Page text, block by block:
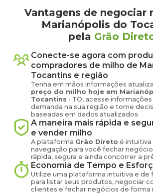
Vantagens de negociar
Marianópolis do
pela Grão
Conecte-se agora com
compradores de milho de
Tocantins e região
Tenha em mãos informações
preço do milho hoje em
Tocantins - TO, acesse
demanda na sua região e tome
baseadas em dados atualizados.
A maneira mais rápida e
e vender milho
A plataforma Grão Direto é intuitiva
navegação para você fechar
rápida, segura e ainda concorrer a
Economia de Tempo e
Utilize uma plataforma intuitiva e de
para listar seus produtos, negociar
clientes e fechar negócios de forma